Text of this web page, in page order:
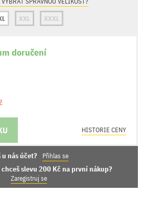
XXL XXXL
doručení
HISTORIE CENY
u nás účet? Přihlas se
chceš slevu 200 Kč na první nákup?
Zaregistruj se